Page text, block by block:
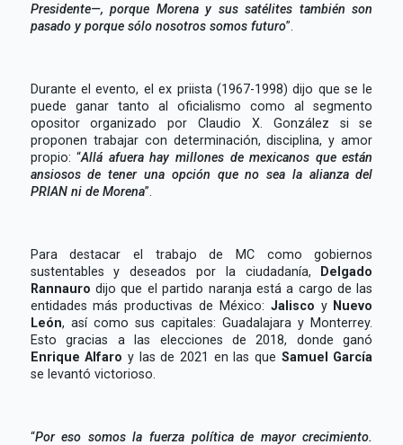
Presidente—, porque Morena y sus satélites también son
pasado y porque sólo nosotros somos futuro”.
Durante el evento, el ex priista (1967-1998) dijo que se le
puede ganar tanto al oficialismo como al segmento
opositor organizado por Claudio X. González si se
proponen trabajar con determinación, disciplina, y amor
propio: “Allá afuera hay millones de mexicanos que están
ansiosos de tener una opción que no sea la alianza del
PRIAN ni de Morena”.
Para destacar el trabajo de MC como gobiernos
sustentables y deseados por la ciudadanía, Delgado
Rannaurodijo que el partido naranja está a cargo de las
entidades más productivas de México: Jalisco y Nuevo
León, así como sus capitales: Guadalajara y Monterrey.
Esto gracias a las elecciones de 2018, donde ganó
Enrique Alfaro y las de 2021 en las que Samuel García
se levantó victorioso.
“Por eso somos la fuerza política de mayor crecimiento.